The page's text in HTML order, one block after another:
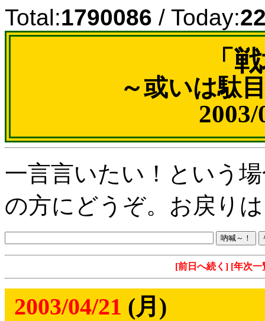
Total:1790086 / Today:
「
～或いは駄
一言言いたい！という
の方にどうぞ。お戻りは
[前日へ続く] [年次一
2003/04/21 (月)